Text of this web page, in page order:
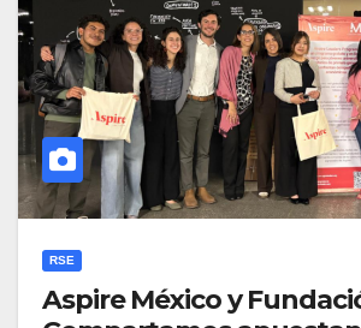
RSE
Aspire México y